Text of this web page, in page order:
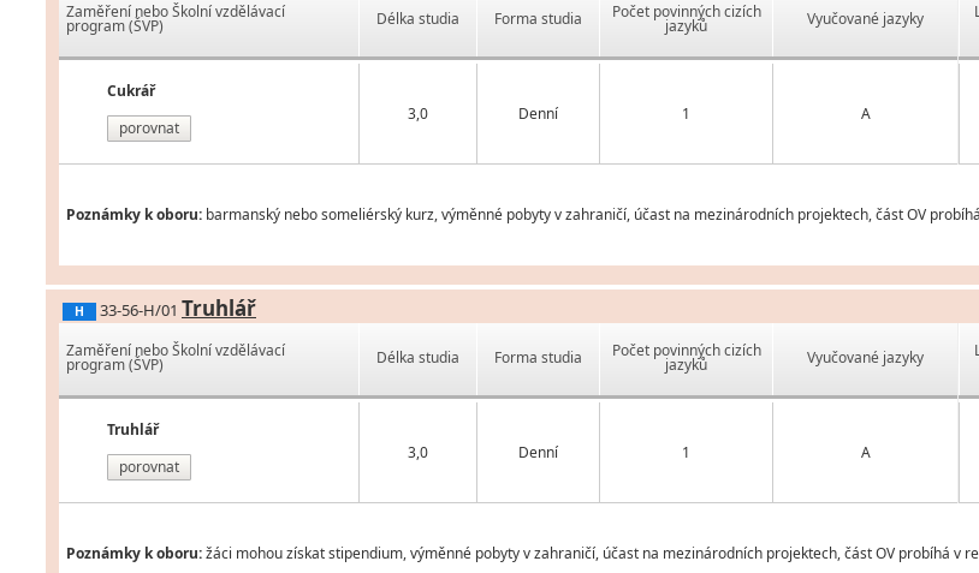
Zaměření nebo Školní vzdělávací
program (ŠVP)
Cukrář
porovnat
Délka studia Forma studia Počet povinných cizích
jazyků Vyučované jazyky
3,0 Denní 1 A
Poznámky k oboru: barmanský nebo someliérský kurz, výměnné pobyty v zahraničí, účast na mezinárodních projektech, část OV
H 33-56-H/01 Truhlář
Zaměření nebo Školní vzdělávací
program (ŠVP)
Truhlář
porovnat
Délka studia Forma studia Počet povinných cizích
jazyků Vyučované jazyky
3,0 Denní 1 A
Poznámky k oboru:žáci mohou získat stipendium, výměnné pobyty v zahraničí, účast na mezinárodních projektech, část OV probíhá v